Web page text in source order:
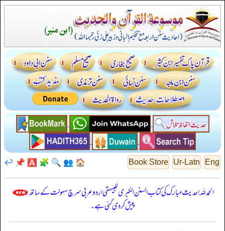
Eng
Ur-Latn
Book Store
🏠
👥
🔍
🧩
🅰️
📌
↩️
الحمدللہ! حدیث مبارک کی کتاب السنن الكبرى للبيهقي اردو عربی سرچ سہولت کے ساتھ
پیش کر دی گئی ہے۔